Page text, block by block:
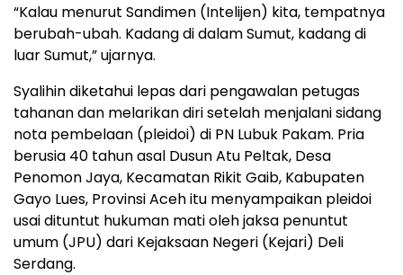
“Kalau menurut Sandimen (Intelijen) kita, tempatnya
berubah-ubah. Kadang di dalam Sumut, kadang di
luar Sumut,” ujarnya.
Syalihin diketahui lepas dari pengawalan petugas
tahanan dan melarikan diri setelah menjalani sidang
nota pembelaan (pleidoi) di PN Lubuk Pakam. Pria
berusia 40 tahun asal Dusun Atu Peltak, Desa
Penomon Jaya, Kecamatan Rikit Gaib, Kabupaten
Gayo Lues, Provinsi Aceh itu menyampaikan pleidoi
usai dituntut hukuman mati oleh jaksa penuntut
umum (JPU) dari Kejaksaan Negeri (Kejari) Deli
Serdang.